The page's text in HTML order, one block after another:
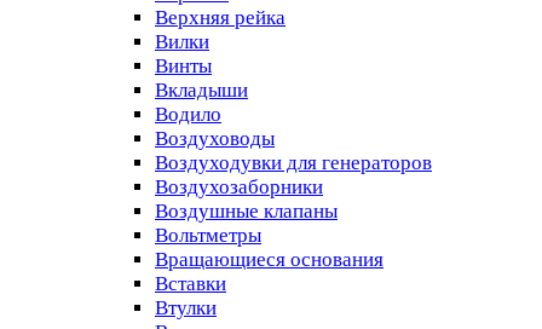
Верхняя рейка
Вилки
Винты
Вкладыши
Водило
Воздуховоды
Воздуходувки для генераторов
Воздухозаборники
Воздушные клапаны
Вольтметры
Вращающиеся основания
Вставки
Втулки